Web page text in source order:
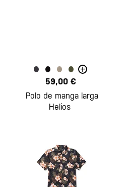
+
59,00 €
Polo de manga larga
Helios